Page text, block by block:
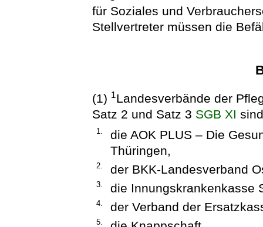
für Soziales und
Stellvertreter müssen die
(1) 1Landesverbände der
Satz 2 und Satz 3 SGB XI
1.
die AOK PLUS – Die
Thüringen,
2. der BKK-Landesverband
3. die Innungskrankenkasse
4. der Verband der
5.